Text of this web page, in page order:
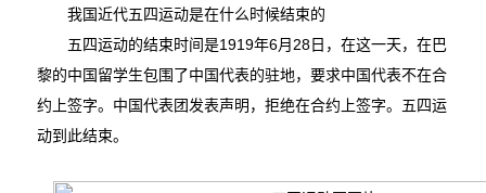
我国近代五四运动是在什么时候结束的
五四运动的结束时间是1919年6月28日，在这一天，在巴
黎的中国留学生包围了中国代表的驻地，要求中国代表不在合
约上签字。中国代表团发表声明，拒绝在合约上签字。五四运
动到此结束。